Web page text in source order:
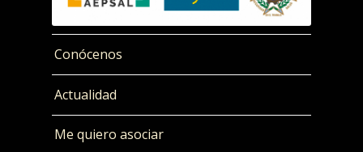
Conócenos
Actualidad
Me quiero asociar